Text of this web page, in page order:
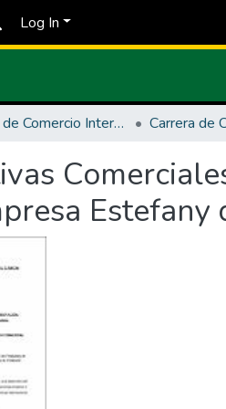
Log In
Facultad de Comercio Internacional, Integración, Administración y Economía Empresarial Carrera de